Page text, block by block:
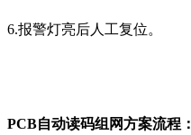
6.报警灯亮后人工复位。
PCB自动读码组网方案流程：